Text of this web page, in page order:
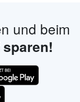
und beim